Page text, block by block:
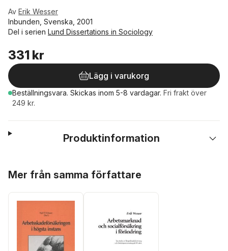
Av Erik Wesser
Inbunden, Svenska, 2001
Del i serien Lund Dissertations in Sociology
331 kr
Lägg i varukorg
Beställningsvara. Skickas inom 5-8 vardagar. Fri frakt över
249 kr.
Produktinformation
Mer från samma författare